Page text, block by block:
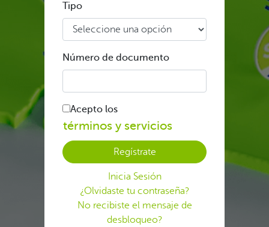
Tipo
Número de documento
Acepto los
términos y servicios
Inicia Sesión
¿Olvidaste tu contraseña?
No recibiste el mensaje de
desbloqueo?